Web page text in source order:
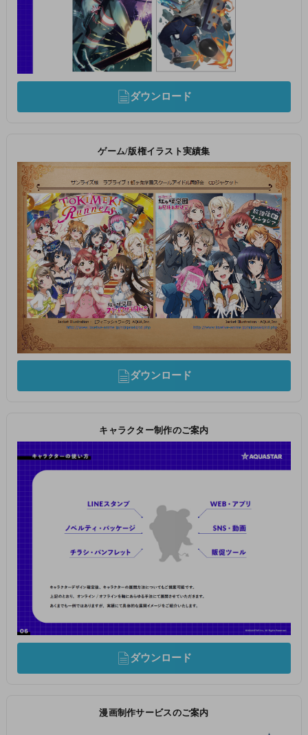
ダウンロード
ゲーム/版権イラスト実績集
ダウンロード
キャラクター制作のご案内
ダウンロード
漫画制作サービスのご案内